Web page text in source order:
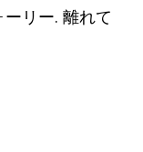
リー. 離れて